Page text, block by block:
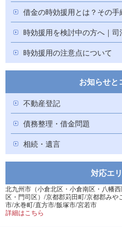
借金の時効援用とは？その
時効援用を検討中の方へ｜
時効援用の注意点について
お知らせと
不動産登記
債務整理・借金問題
相続・遺言
対応エ
北九州市（小倉北区・小倉南区・八幡
区・門司区）/京都郡苅田町/京都郡み
市/水巻町/直方市/飯塚市/宮若市
詳細はこちら